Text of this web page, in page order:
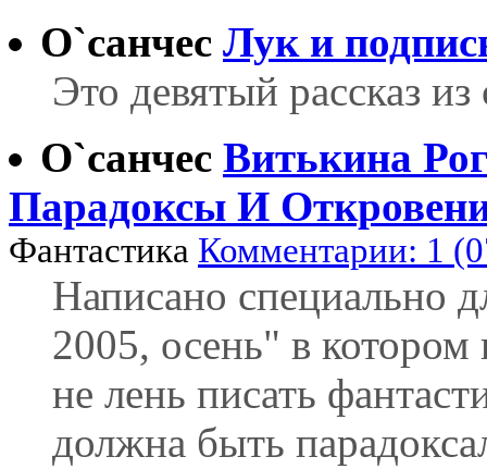
О`санчес Лук и
Это девятый рассказ
О`санчес Витькина
Парадоксы И
Фантастика Комментарии: 1
Написано специально
2005, осень" в
не лень писать
должна быть